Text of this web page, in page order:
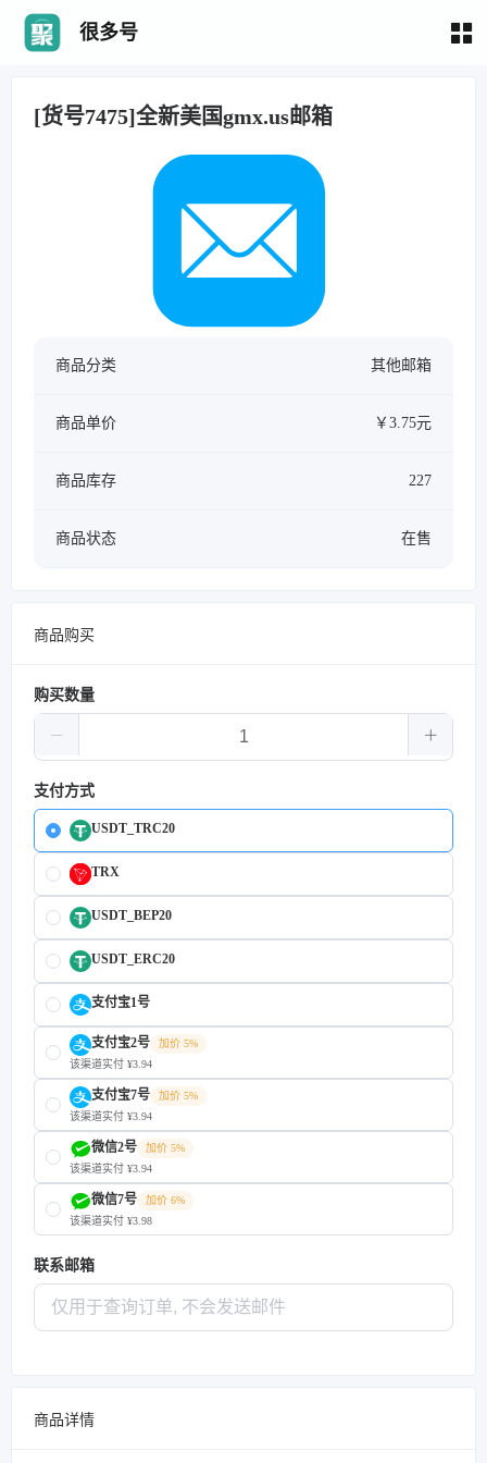
很多号
[货号7475]全新美国gmx.us邮箱
商品分类 其他邮箱
商品单价 ￥3.75元
商品库存 227
商品状态 在售
商品购买
购买数量
支付方式
USDT_TRC20
TRX
USDT_BEP20
USDT_ERC20
支付宝1号
支付宝2号
加价 5%
该渠道实付 ¥3.94
支付宝7号
加价 5%
该渠道实付 ¥3.94
微信2号
加价 5%
该渠道实付 ¥3.94
微信7号
加价 6%
该渠道实付 ¥3.98
联系邮箱
商品详情